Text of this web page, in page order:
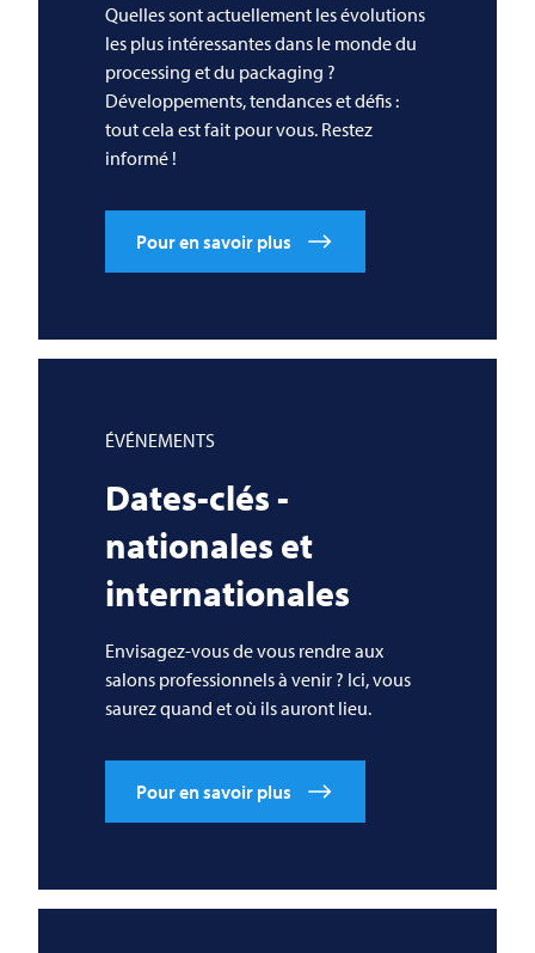
Quelles sont actuellement les évolutions
les plus intéressantes dans le monde du
processing et du packaging ?
Développements, tendances et défis :
tout cela est fait pour vous. Restez
informé !
Pour en savoir plus
ÉVÉNEMENTS
Dates-clés -
nationales et
internationales
Envisagez-vous de vous rendre aux
salons professionnels à venir ? Ici, vous
saurez quand et où ils auront lieu.
Pour en savoir plus